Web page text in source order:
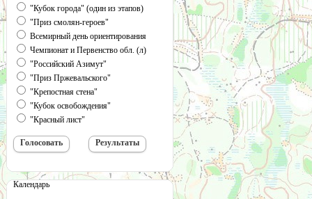
"Кубок города" (один из этапов)
"Приз смолян-героев"
Всемирный день ориентирования
Чемпионат и Первенство обл. (л)
"Российский Азимут"
"Приз Пржевальского"
"Крепостная стена"
"Кубок освобождения"
"Красный лист"
Календарь